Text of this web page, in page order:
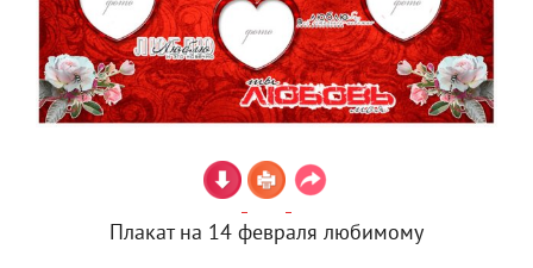
Плакат на 14 февраля любимому